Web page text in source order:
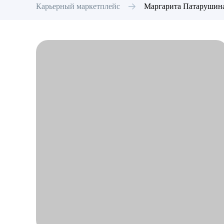
Карьерный маркетплейс Маргарита